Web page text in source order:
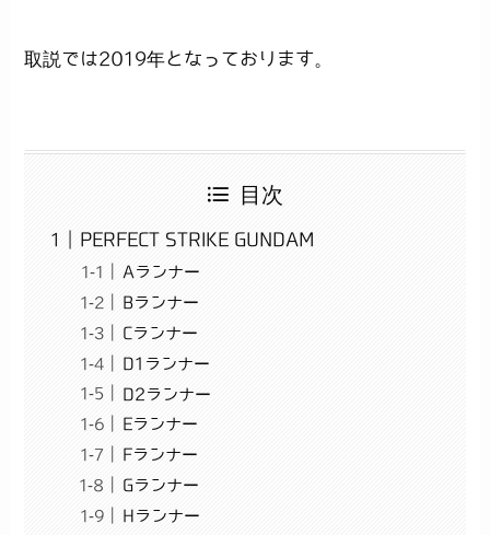
取説では2019年となっております。
目次
PERFECT STRIKE GUNDAM
Aランナー
Bランナー
Cランナー
D1ランナー
D2ランナー
Eランナー
Fランナー
Gランナー
Hランナー